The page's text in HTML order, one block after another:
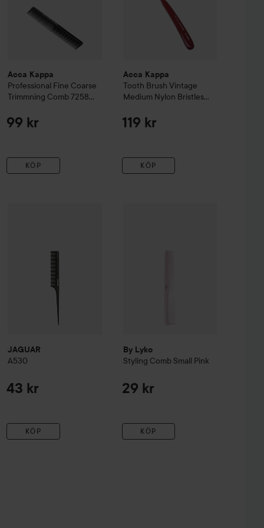
Acca Kappa
Professional Fine Coarse
Trimmning Comb 7258
99 kr
KÖP
Acca Kappa
Tooth Brush Vintage
Medium Nylon Bristles
119 kr
KÖP
JAGUAR
A530
43 kr
KÖP
By Lyko
Styling Comb Small Pink
29 kr
KÖP